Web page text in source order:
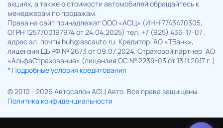
акциях, а также о стоимости автомобилей обращайтесь к
менеджерам по продажам.
Права на сайт принадлежат ООО «АСЦ» (ИНН 7743470305,
ОГРН 1257700197974 от 24.04.2025) тел. +7 (925) 436-17-07 ,
адрес эл. почты buh@ascauto.ru. Кредитор: АО «ТБанк»,
лицензия ЦБ РФ № 2673 от 09.07.2024. Страховой партнер: АО
«АльфаСтрахование» (лицензия ОС № 2239-03 от 13.11.2017 г.)
* Подробные условия кредитования
© 2010 - 2026 Автосалон АСЦ Авто. Все права защищены.
Политика конфиденциальности